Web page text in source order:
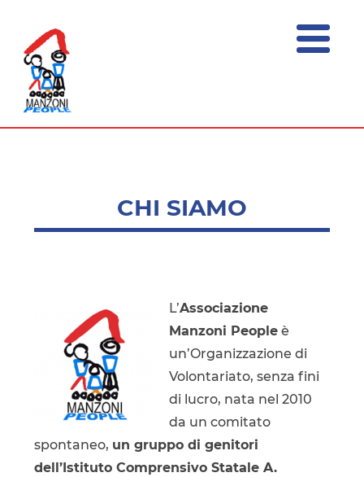
ASSOCIAZIONE
Festival
CHI SIAMO
L’Associazione
Manzoni People è
un’Organizzazione di
Volontariato, senza fini
di lucro, nata nel 2010
da un comitato
spontaneo, un gruppo di genitori
dell’Istituto Comprensivo Statale A.